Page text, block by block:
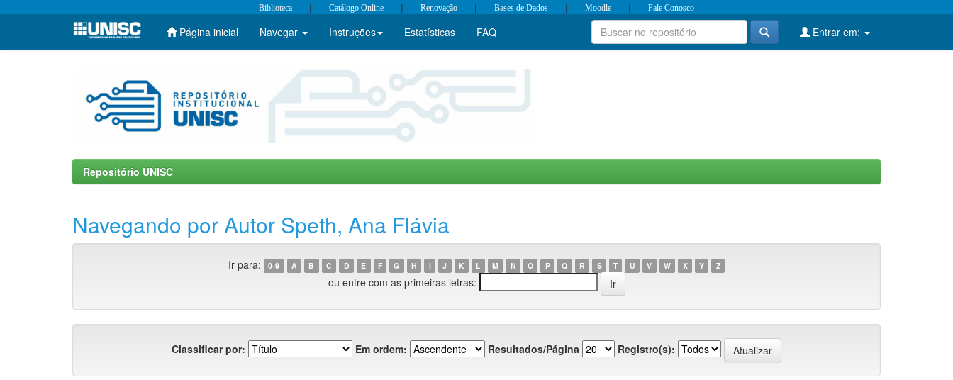
Skip
Biblioteca | Catálogo Online | Renovação | Bases de Dados | Moodle | Fale Conosco
Página inicial Navegar Instruções Estatísticas FAQ Entrar em:
Repositório UNISC
Navegando por Autor Speth, Ana Flávia
Ir para: 0-9 A B C D E F G H I J K L M N O P Q R S T U V W X Y Z
ou entre com as primeiras letras:
Classificar por: Em ordem: Resultados/Página Registro(s):